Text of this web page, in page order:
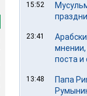
15:52
23:41
поста
13:48
Папа